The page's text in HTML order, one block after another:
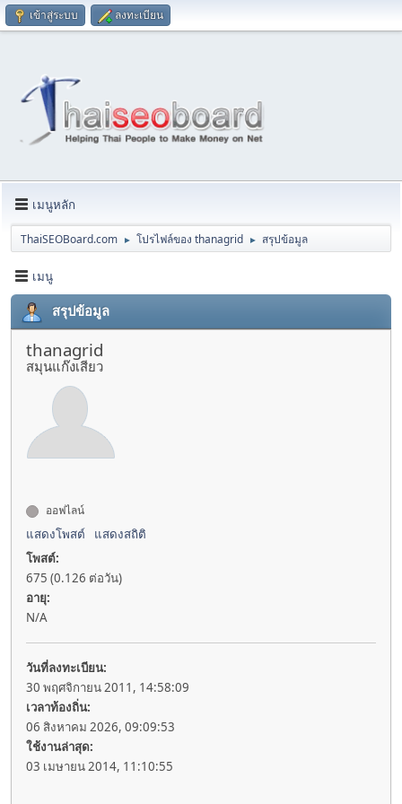
เข้าสู่ระบบ ลงทะเบียน
เมนูหลัก
ThaiSEOBoard.com ► โปรไฟล์ของ thanagrid ► สรุปข้อมูล
เมนู
สรุปข้อมูล
thanagrid
สมุนแก๊งเสียว
ออฟไลน์
แสดงโพสต์
แสดงสถิติ
โพสต์:
675 (0.126 ต่อวัน)
อายุ:
N/A
วันที่ลงทะเบียน:
30 พฤศจิกายน 2011, 14:58:09
เวลาท้องถิ่น:
06 สิงหาคม 2026, 09:09:53
ใช้งานล่าสุด:
03 เมษายน 2014, 11:10:55